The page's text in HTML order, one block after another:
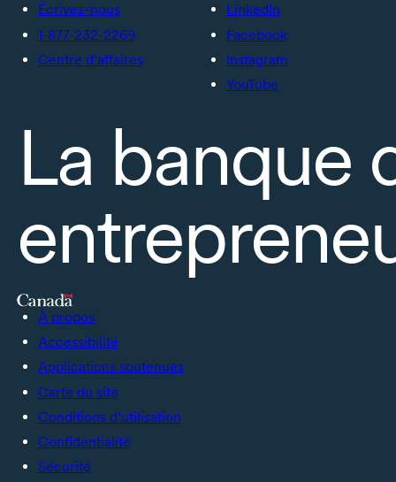
Écrivez-nous
1-877-232-2269
Centre d’affaires
LinkedIn
Facebook
Instagram
YouTube
La banque
À propos
Accessibilité
Applications soutenues
Carte du site
Conditions d’utilisation
Confidentialité
Sécurité